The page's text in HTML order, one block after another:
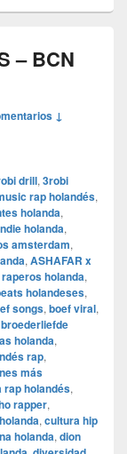
– BCN
↓
drill, 3robi
rap holandés,
holanda,
holanda,
amsterdam,
, ASHAFAR x
holanda,
holandeses,
songs, boef viral,
broederliefde
holanda,
rap,
más
rap holandés,
rapper,
, cultura hip
holanda, dion